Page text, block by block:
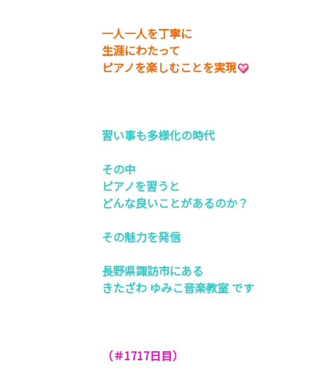
一人一人を丁寧に
生涯にわたって
ピアノを楽しむことを実現
習い事も多様化の時代
その中
ピアノを習うと
どんな良いことがあるのか？
その魅力を発信
長野県諏訪市にある
きたざわ ゆみこ音楽教室 です
（＃1717日目）